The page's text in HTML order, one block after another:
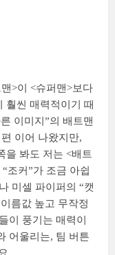
>이 <슈퍼맨>보다
훨씬 매력적이기 때
이미지”의 배트맨
이어 나왔지만,
을 봐도 저는 <배트
조커”가 조금 아쉽
미셀 파이퍼의 “캣
름값 높고 무작정
이 풍기는 매력이
어울리는, 팀 버튼